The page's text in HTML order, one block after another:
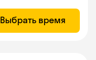
Выбрать время